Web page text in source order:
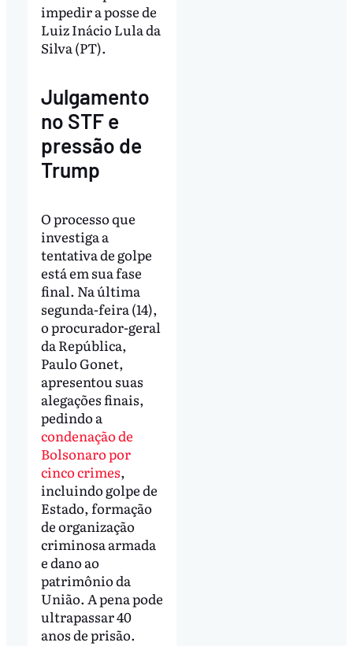
impedir a posse de
Luiz Inácio Lula da
Silva (PT).
Julgamento
no STF e
pressão de
Trump
O processo que
investiga a
tentativa de golpe
está em sua fase
final. Na última
segunda-feira (14),
o procurador-geral
da República,
Paulo Gonet,
apresentou suas
alegações finais,
pedindo a
condenação de
Bolsonaro por
cinco crimes,
incluindo golpe de
Estado, formação
de organização
criminosa armada
e dano ao
patrimônio da
União. A pena pode
ultrapassar 40
anos de prisão.